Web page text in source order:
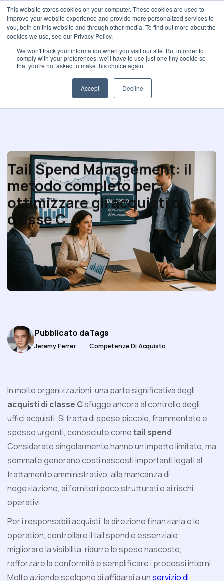
This website stores cookies on your computer. These cookies are used to
improve your website experience and provide more personalized services to
you, both on this website and through other media. To find out more about the
cookies we use, see our Privacy Policy.
We won't track your information when you visit our site. But in order to
comply with your preferences, we'll have to use just one tiny cookie so
that you're not asked to make this choice again.
Accept Decline
Performance di acquisto
Tail Spend Management: il
metodo completo per
ottimizzare gli acquisti di
classe C
Pubblicato da
Jeremy Ferrer
Tags
Competenze Di Acquisto
In molte organizzazioni, una parte significativa degli
acquisti di classe Csfugge ancora al controllo degli
uffici acquisti. Si tratta di spese piccole, frammentate e
spesso urgenti, conosciute cometail spend.
Considerate singolarmente hanno un impatto limitato, ma
sommate generano costi nascosti importanti legati al
trattamento amministrativo, alla mancanza di
negoziazione, ai fornitori poco strutturati e ai rischi
operativi.
Per i responsabili acquisti, la direzione finanziaria e le
operation, controllare il tail spend è essenziale:
migliorare la visibilità, ridurre le spese nascoste,
rafforzare la conformità e semplificare i processi interni.
Molte aziende scelgono di affidarsi a unservizio di